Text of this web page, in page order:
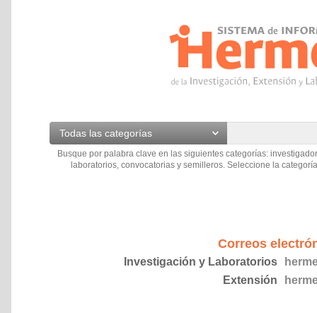
Todas las categorías
Busque por palabra clave en las siguientes categorías:
laboratorios, convocatorias y semilleros. Seleccione la
Correos
Investigación y Laboratorios
Extensión